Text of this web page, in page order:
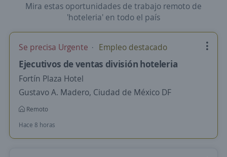
Mira estas oportunidades de trabajo remoto de
'hoteleria' en todo el país
Se precisa Urgente Empleo destacado
Ejecutivos de ventas división hoteleria
Fortín Plaza Hotel
Gustavo A. Madero, Ciudad de México DF
Remoto
Hace 8 horas